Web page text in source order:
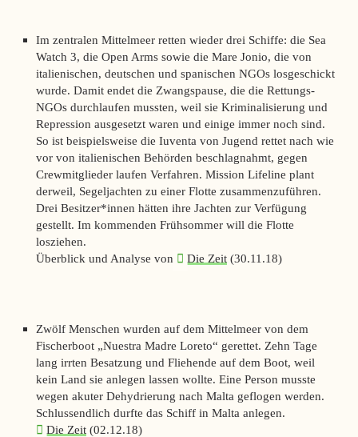
Im zentralen Mittelmeer retten wieder drei Schiffe: die Sea
Watch 3, die Open Arms sowie die Mare Jonio, die von
italienischen, deutschen und spanischen NGOs losgeschickt
wurde. Damit endet die Zwangspause, die die Rettungs-
NGOs durchlaufen mussten, weil sie Kriminalisierung und
Repression ausgesetzt waren und einige immer noch sind.
So ist beispielsweise die Iuventa von Jugend rettet nach wie
vor von italienischen Behörden beschlagnahmt, gegen
Crewmitglieder laufen Verfahren. Mission Lifeline plant
derweil, Segeljachten zu einer Flotte zusammenzuführen.
Drei Besitzer*innen hätten ihre Jachten zur Verfügung
gestellt. Im kommenden Frühsommer will die Flotte
losziehen.
Überblick und Analyse von
Die Zeit (30.11.18)
Zwölf Menschen wurden auf dem Mittelmeer von dem
Fischerboot „Nuestra Madre Loreto“ gerettet. Zehn Tage
lang irrten Besatzung und Fliehende auf dem Boot, weil
kein Land sie anlegen lassen wollte. Eine Person musste
wegen akuter Dehydrierung nach Malta geflogen werden.
Schlussendlich durfte das Schiff in Malta anlegen.
Die Zeit (02.12.18)